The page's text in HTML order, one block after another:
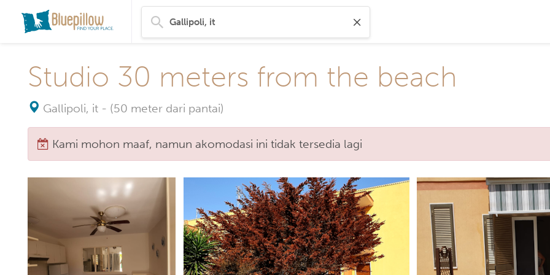
Studio 30 meters from the beach
Gallipoli, it - (50 meter dari pantai)
Kami mohon maaf, namun akomodasi ini tidak tersedia lagi